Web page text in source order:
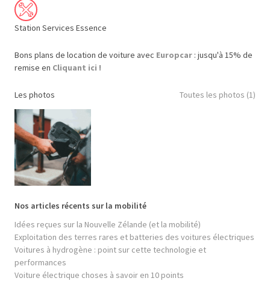
Station Services Essence
Bons plans de location de voiture avec Europcar : jusqu'à 15% de
remise en Cliquant ici !
Les photos Toutes les photos (1)
Nos articles récents sur la mobilité
Idées reçues sur la Nouvelle Zélande (et la mobilité)
Exploitation des terres rares et batteries des voitures électriques
Voitures à hydrogène : point sur cette technologie et
performances
Voiture électrique choses à savoir en 10 points